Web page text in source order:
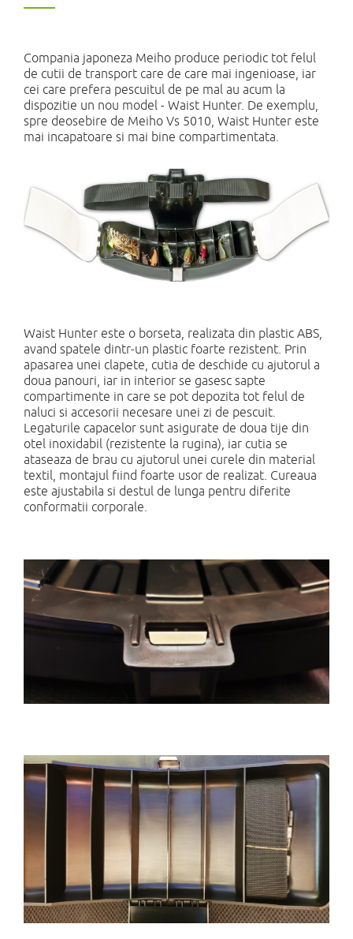
Compania japoneza Meiho produce periodic tot felul
de cutii de transport care de care mai ingenioase, iar
cei care prefera pescuitul de pe mal au acum la
dispozitie un nou model - Waist Hunter. De exemplu,
spre deosebire de Meiho Vs 5010, Waist Hunter este
mai incapatoare si mai bine compartimentata.
Waist Hunter este o borseta, realizata din plastic ABS,
avand spatele dintr-un plastic foarte rezistent. Prin
apasarea unei clapete, cutia de deschide cu ajutorul a
doua panouri, iar in interior se gasesc sapte
compartimente in care se pot depozita tot felul de
naluci si accesorii necesare unei zi de pescuit.
Legaturile capacelor sunt asigurate de doua tije din
otel inoxidabil (rezistente la rugina), iar cutia se
ataseaza de brau cu ajutorul unei curele din material
textil, montajul fiind foarte usor de realizat. Cureaua
este ajustabila si destul de lunga pentru diferite
conformatii corporale.